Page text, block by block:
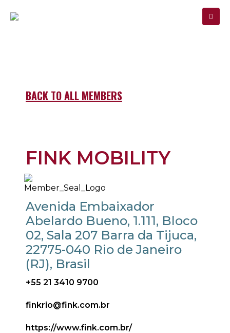
BACK TO ALL MEMBERS
FINK MOBILITY
Avenida Embaixador
Abelardo Bueno, 1.111, Bloco
02, Sala 207 Barra da Tijuca,
22775-040 Rio de Janeiro
(RJ), Brasil
+55 21 3410 9700
finkrio@fink.com.br
https://www.fink.com.br/